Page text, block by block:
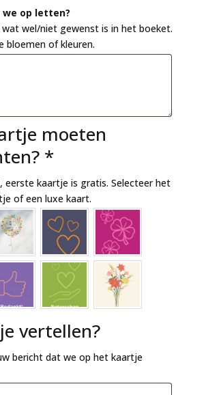
op letten?
wat wel/niet gewenst is in het boeket.
bloemen of kleuren.
moeten
*
eerste kaartje is gratis. Selecteer het
of een luxe kaart.
vertellen?
bericht dat we op het kaartje